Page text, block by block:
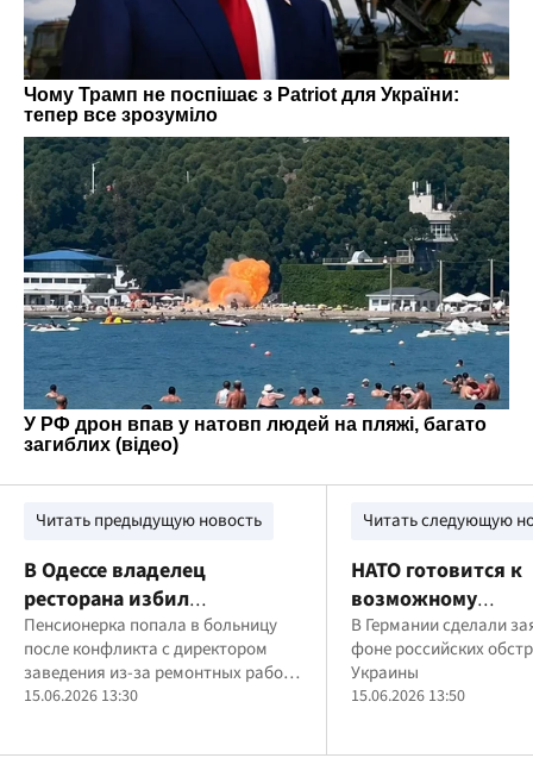
Читать предыдущую новость
В Одессе владелец
ресторана избил
пенсионерку из-за
замечаний по ремонту:
полиция открыла
Пенсионерка попала в больницу
после конфликта с директором
заведения из-за ремонтных работ
возле дома
15.06.2026 13:30
Читать следующую
НАТО готовится к
возможному
противостоянию
в Германии
боевой
В Германии сделали
фоне российских
Украины
15.06.2026 13:50